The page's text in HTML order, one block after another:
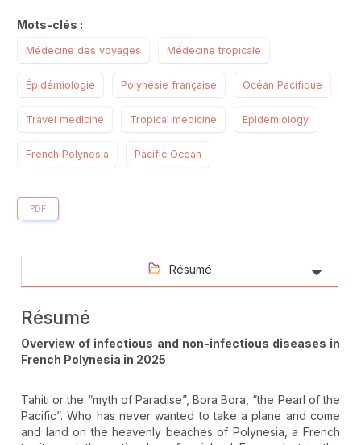
Mots-clés :
Médecine des voyages Médecine tropicale
Épidémiologie Polynésie française Océan Pacifique
Travel medicine Tropical medicine Epidemiology
French Polynesia Pacific Ocean
PDF
Résumé
Résumé
Overview of infectious and non-infectious diseases in
French Polynesia in 2025
Tahiti or the “myth of Paradise”, Bora Bora, “the Pearl of the
Pacific”. Who has never wanted to take a plane and come
and land on the heavenly beaches of Polynesia, a French